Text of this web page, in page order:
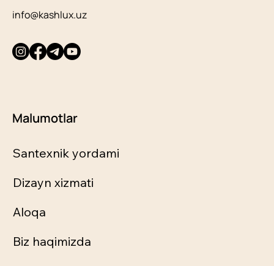
info@kashlux.uz
Malumotlar
Santexnik yordami
Dizayn xizmati
Aloqa
Biz haqimizda